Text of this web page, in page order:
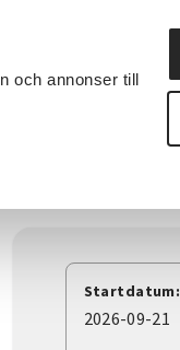
och annonser till
Startdatum:
2026-09-21